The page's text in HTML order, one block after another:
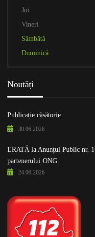
Joi
Vineri
Sâmbătă
Duminică
Noutăți
Publicație căsătorie
30.06.2026
ERATĂ la Anunțul Public nr.
partenerului ONG
24.06.2026